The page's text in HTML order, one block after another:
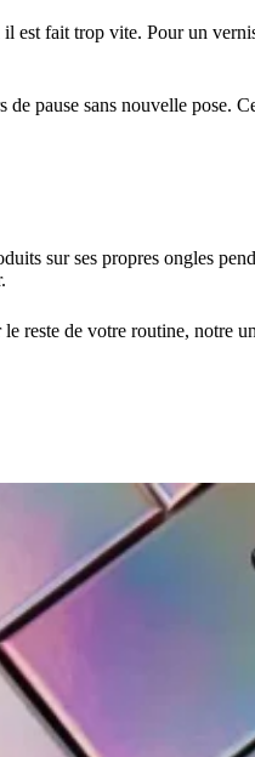
est fait trop vite. Pour un
pause sans nouvelle
sur ses propres ongles
le reste de votre routine, notre